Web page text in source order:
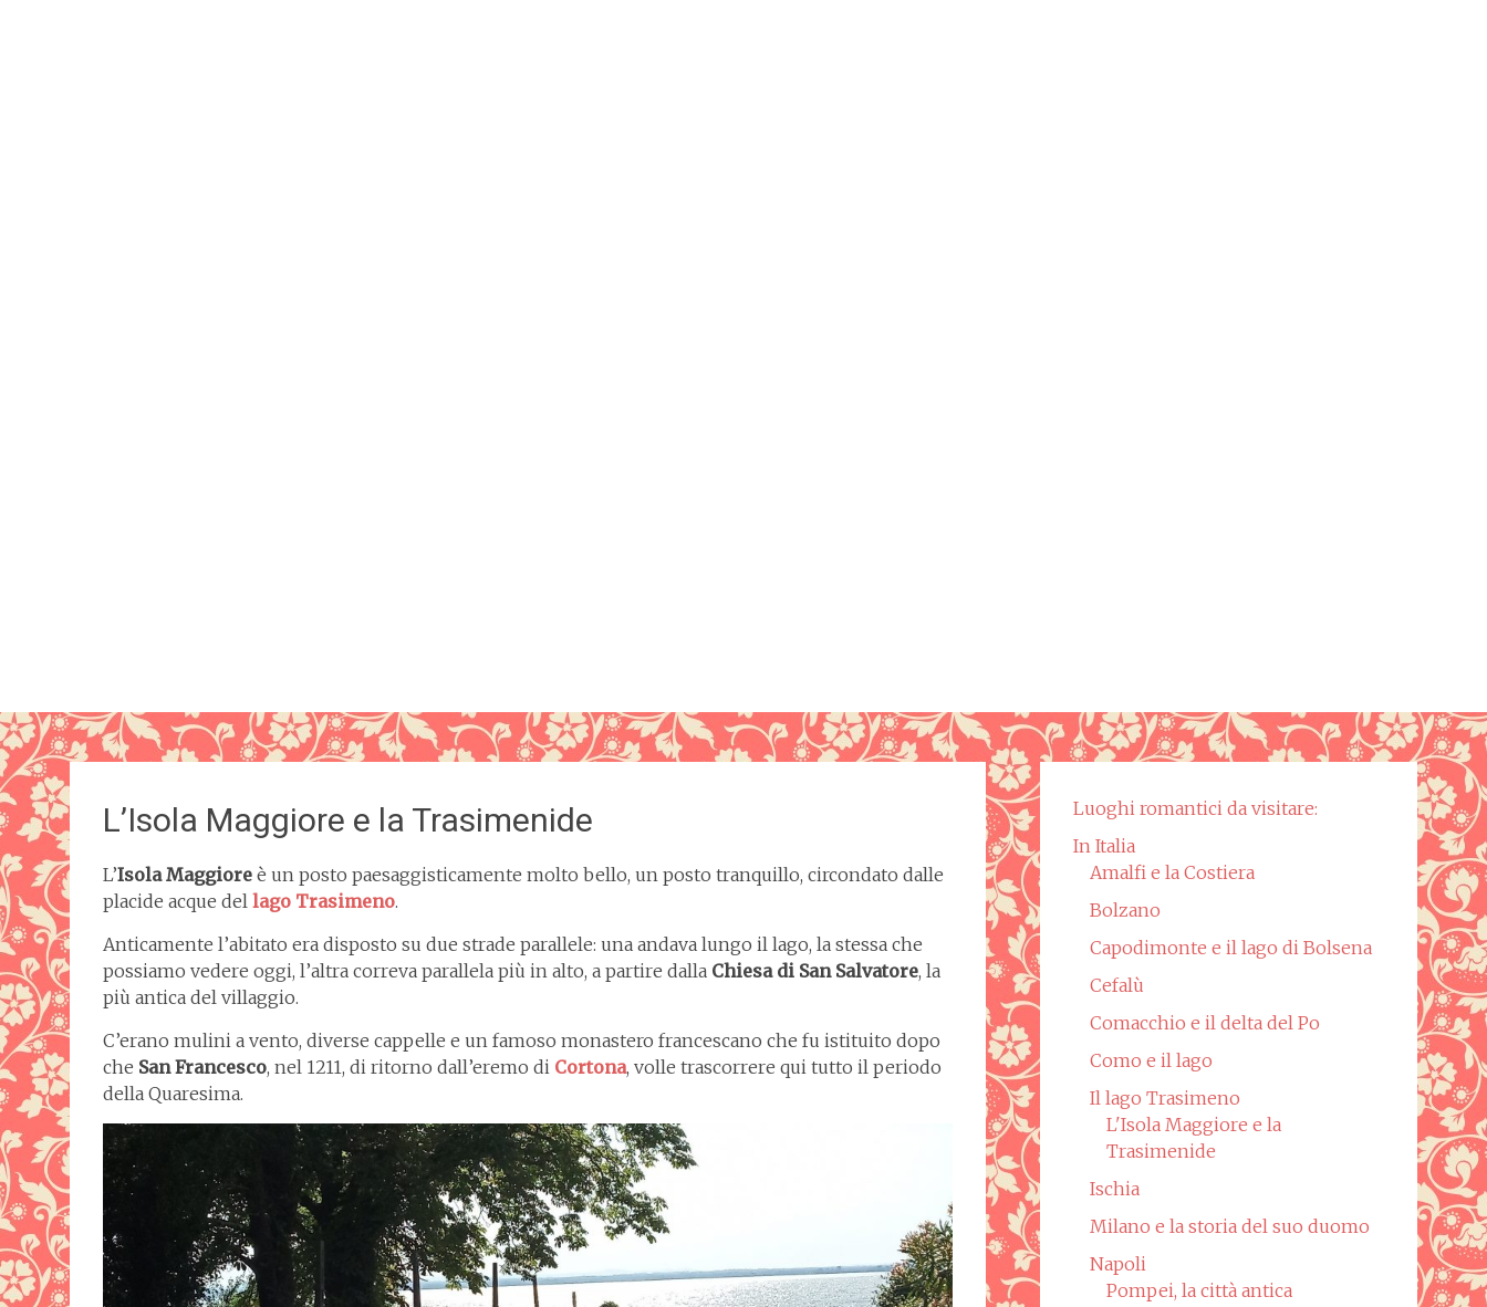
L’Isola Maggiore e la Trasimenide
L’Isola Maggiore è un posto paesaggisticamente molto bello, un posto tranquillo, circondato dalle
placide acque del lago Trasimeno.
Anticamente l’abitato era disposto su due strade parallele: una andava lungo il lago, la stessa che
possiamo vedere oggi, l’altra correva parallela più in alto, a partire dalla Chiesa di San Salvatore, la
più antica del villaggio.
C’erano mulini a vento, diverse cappelle e un famoso monastero francescano che fu istituito dopo
che San Francesco, nel 1211, di ritorno dall’eremo di Cortona, volle trascorrere qui tutto il periodo
della Quaresima.
Luoghi romantici da visitare:
In Italia
Amalfi e la Costiera
Bolzano
Capodimonte e il lago di Bolsena
Cefalù
Comacchio e il delta del Po
Como e il lago
Il lago Trasimeno
L'Isola Maggiore e la
Trasimenide
Ischia
Milano e la storia del suo duomo
Napoli
Pompei, la città antica